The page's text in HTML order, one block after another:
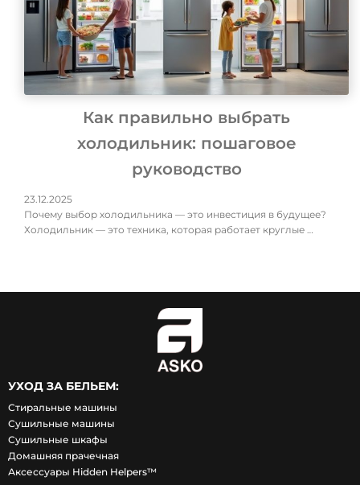
Как правильно выбрать
холодильник: пошаговое
руководство
23.12.2025
Почему выбор холодильника — это инвестиция в будущее?
Холодильник — это техника, которая работает круглые …
УХОД ЗА БЕЛЬЕМ:
Стиральные машины
Сушильные машины
Сушильные шкафы
Домашняя прачечная
Аксессуары Hidden Helpers™